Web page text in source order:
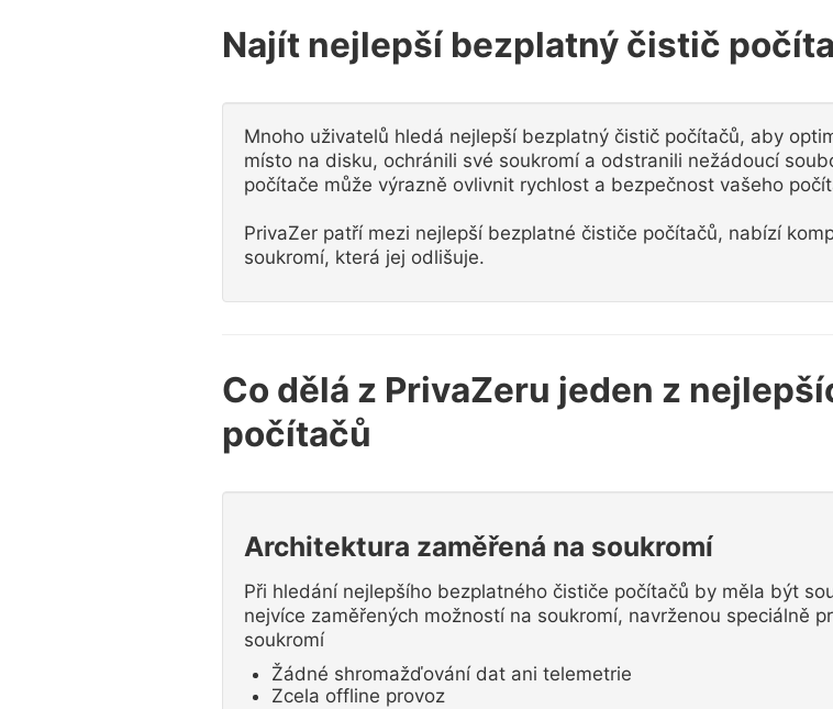
Najít nejlepší bezplatný čistič
Mnoho uživatelů hledá nejlepší bezplatný čistič počítačů, aby
místo na disku, ochránili své soukromí a odstranili nežádoucí
počítače může výrazně ovlivnit rychlost a bezpečnost vašeho
PrivaZer patří mezi nejlepší bezplatné čističe počítačů, nabízí
soukromí, která jej odlišuje.
Co dělá z PrivaZeru jeden z
počítačů
Architektura zaměřená na soukromí
Při hledání nejlepšího bezplatného čističe počítačů by měla být
nejvíce zaměřených možností na soukromí, navrženou speciálně
soukromí
Žádné shromažďování dat ani telemetrie
Zcela offline provoz